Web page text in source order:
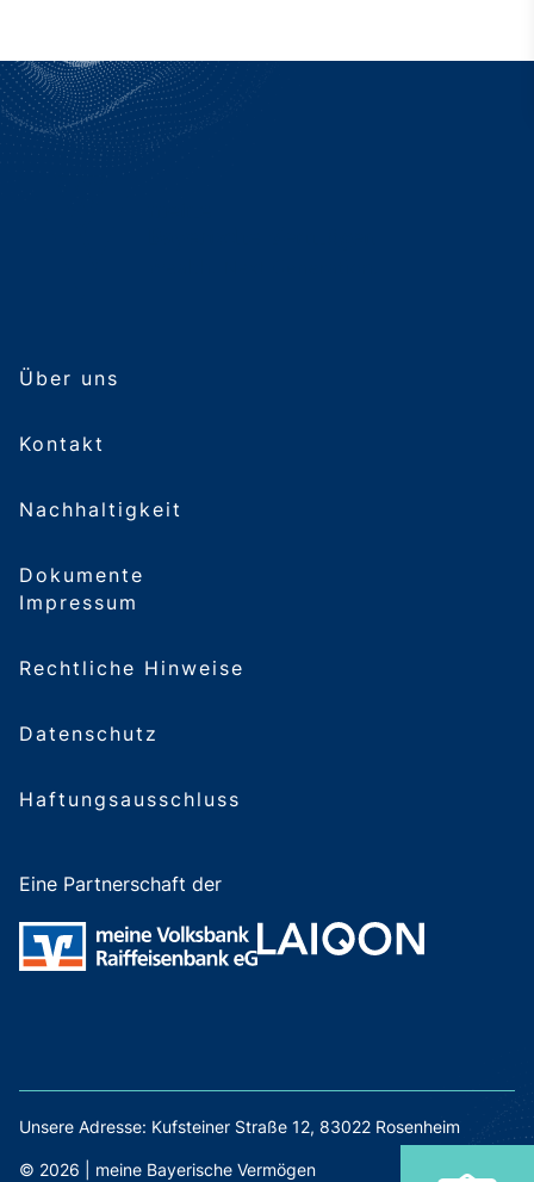
Über uns
Kontakt
Nachhaltigkeit
Dokumente
Impressum
Rechtliche Hinweise
Datenschutz
Haftungsausschluss
Eine Partnerschaft der
Unsere Adresse: Kufsteiner Straße 12, 83022 Rosenheim
© 2026 | meine Bayerische Vermögen